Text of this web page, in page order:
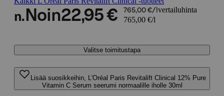
n. Noin22,95 € 765,00 €/l vertailuhinta
765,00 €/l
Valitse toimitustapa
Lisää suosikkeihin, L'Oréal Paris Revitalift Clinical 12% Pure
Vitamin C Serum seerumi normaalille iholle 30ml